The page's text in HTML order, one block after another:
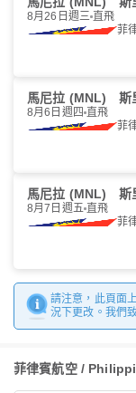
8月26日週三 直飛
菲
馬尼拉 (MNL) 斯
8月6日週四 直飛
菲
馬尼拉 (MNL) 斯
8月7日週五 直飛
菲
請注意，此頁面
況下更改。我們
菲律賓航空 /